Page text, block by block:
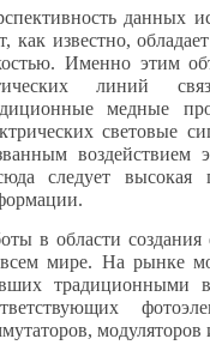
данных
как известно,
Именно этим
линий
медные
световые
воздействием
следует высокая
в области
мире. На рынке
традиционными
модуляторов